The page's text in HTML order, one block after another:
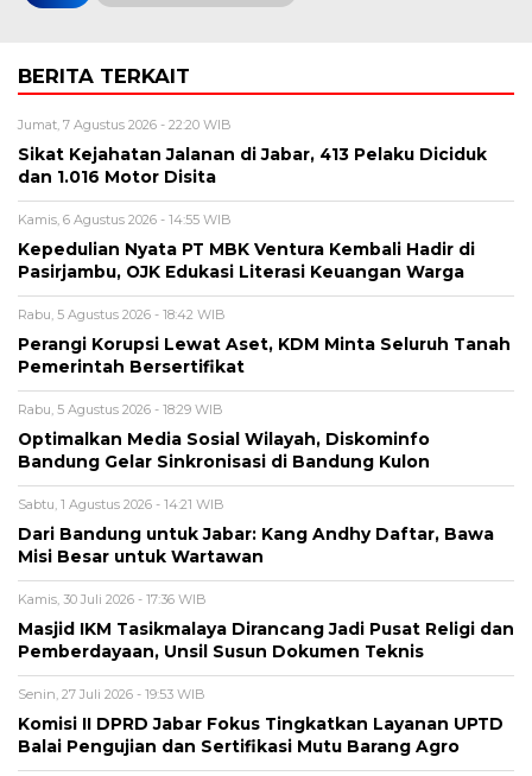
BERITA TERKAIT
Jumat, 7 Agustus 2026 - 22:20 WIB
Sikat Kejahatan Jalanan di Jabar, 413 Pelaku Diciduk
dan 1.016 Motor Disita ‎
Kamis, 6 Agustus 2026 - 14:55 WIB
Kepedulian Nyata PT MBK Ventura Kembali Hadir di
Pasirjambu, OJK Edukasi Literasi Keuangan Warga
Rabu, 5 Agustus 2026 - 18:42 WIB
Perangi Korupsi Lewat Aset, KDM Minta Seluruh Tanah
Pemerintah Bersertifikat
Rabu, 5 Agustus 2026 - 18:29 WIB
Optimalkan Media Sosial Wilayah, Diskominfo
Bandung Gelar Sinkronisasi di Bandung Kulon
Sabtu, 1 Agustus 2026 - 14:21 WIB
Dari Bandung untuk Jabar: Kang Andhy Daftar, Bawa
Misi Besar untuk Wartawan
Kamis, 30 Juli 2026 - 17:36 WIB
Masjid IKM Tasikmalaya Dirancang Jadi Pusat Religi dan
Pemberdayaan, Unsil Susun Dokumen Teknis
Senin, 27 Juli 2026 - 19:53 WIB
Komisi II DPRD Jabar Fokus Tingkatkan Layanan UPTD
Balai Pengujian dan Sertifikasi Mutu Barang Agro